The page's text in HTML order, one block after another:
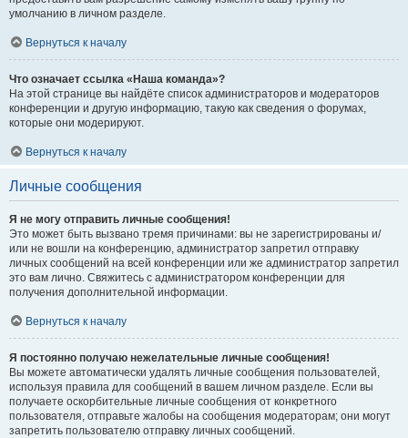
умолчанию в личном разделе.
Вернуться к началу
Что означает ссылка «Наша команда»?
На этой странице вы найдёте список администраторов и модераторов
конференции и другую информацию, такую как сведения о форумах,
которые они модерируют.
Вернуться к началу
Личные сообщения
Я не могу отправить личные сообщения!
Это может быть вызвано тремя причинами: вы не зарегистрированы и/
или не вошли на конференцию, администратор запретил отправку
личных сообщений на всей конференции или же администратор запретил
это вам лично. Свяжитесь с администратором конференции для
получения дополнительной информации.
Вернуться к началу
Я постоянно получаю нежелательные личные сообщения!
Вы можете автоматически удалять личные сообщения пользователей,
используя правила для сообщений в вашем личном разделе. Если вы
получаете оскорбительные личные сообщения от конкретного
пользователя, отправьте жалобы на сообщения модераторам; они могут
запретить пользователю отправку личных сообщений.